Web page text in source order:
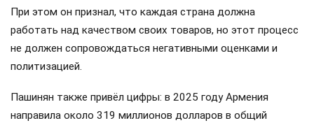
При этом он признал, что каждая страна должна
работать над качеством своих товаров, но этот процесс
не должен сопровождаться негативными оценками и
политизацией.
Пашинян также привёл цифры: в 2025 году Армения
направила около 319 миллионов долларов в общий